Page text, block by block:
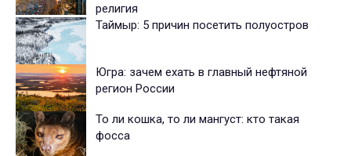
религия
Таймыр: 5 причин посетить полуостров
Югра: зачем ехать в главный нефтяной
регион России
То ли кошка, то ли мангуст: кто такая
фосса